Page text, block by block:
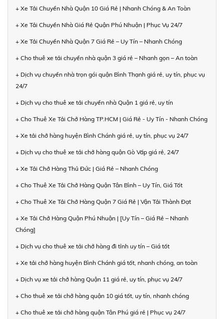
+ Xe Tải Chuyển Nhà Quận 10 Giá Rẻ | Nhanh Chóng & An Toàn
+ Xe Tải Chuyển Nhà Giá Rẻ Quận Phú Nhuận | Phục Vụ 24/7
+ Xe Tải Chuyển Nhà Quận 7 Giá Rẻ – Uy Tín – Nhanh Chóng
+ Cho thuê xe tải chuyển nhà quận 3 giá rẻ – Nhanh gọn – An toàn
+ Dịch vụ chuyển nhà trọn gói quận Bình Thạnh giá rẻ, uy tín, phục vụ
24/7
+ Dịch vụ cho thuê xe tải chuyển nhà Quận 1 giá rẻ, uy tín
+ Cho Thuê Xe Tải Chở Hàng TP.HCM | Giá Rẻ - Uy Tín - Nhanh Chóng
+ Xe tải chở hàng huyện Bình Chánh giá rẻ, uy tín, phục vụ 24/7
+ Dịch vụ cho thuê xe tải chở hàng quận Gò Vấp giá rẻ, 24/7
+ Xe Tải Chở Hàng Thủ Đức | Giá Rẻ – Nhanh Chóng
+ Cho Thuê Xe Tải Chở Hàng Quận Tân Bình – Uy Tín, Giá Tốt
+ Cho Thuê Xe Tải Chở Hàng Quận 7 Giá Rẻ | Vận Tải Thành Đạt
+ Xe Tải Chở Hàng Quận Phú Nhuận | [Uy Tín – Giá Rẻ – Nhanh
Chóng]
+ Dịch vụ cho thuê xe tải chở hàng đi tỉnh uy tín – Giá tốt
+ Xe tải chở hàng huyện Bình Chánh giá tốt, nhanh chóng, an toàn
+ Dịch vụ xe tải chở hàng Quận 11 giá rẻ, uy tín, phục vụ 24/7
+ Cho thuê xe tải chở hàng quận 10 giá tốt, uy tín, nhanh chóng
+ Cho thuê xe tải chở hàng quận Tân Phú giá rẻ | Phục vụ 24/7